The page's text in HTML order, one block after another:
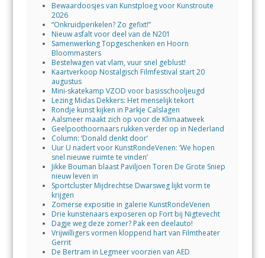
Bewaardoosjes van Kunstploeg voor Kunstroute
2026
“Onkruidperikelen? Zo gefixt!”
Nieuw asfalt voor deel van de N201
Samenwerking Topgeschenken en Hoorn
Bloommasters
Bestelwagen vat vlam, vuur snel geblust!
Kaartverkoop Nostalgisch Filmfestival start 20
augustus
Mini-skatekamp VZOD voor basisschooljeugd
Lezing Midas Dekkers: Het menselijk tekort
Rondje kunst kijken in Parkje Calslagen
Aalsmeer maakt zich op voor de Klimaatweek
Geelpoothoornaars rukken verder op in Nederland
Column: ‘Donald denkt door’
Uur U nadert voor KunstRondeVenen: ‘We hopen
snel nieuwe ruimte te vinden’
Jikke Bouman blaast Paviljoen Toren De Grote Sniep
nieuw leven in
Sportcluster Mijdrechtse Dwarsweg lijkt vorm te
krijgen
Zomerse expositie in galerie KunstRondeVenen
Drie kunstenaars exposeren op Fort bij Nigtevecht
Dagje weg deze zomer? Pak een deelauto!
Vrijwilligers vormen kloppend hart van Filmtheater
Gerrit
De Bertram in Legmeer voorzien van AED